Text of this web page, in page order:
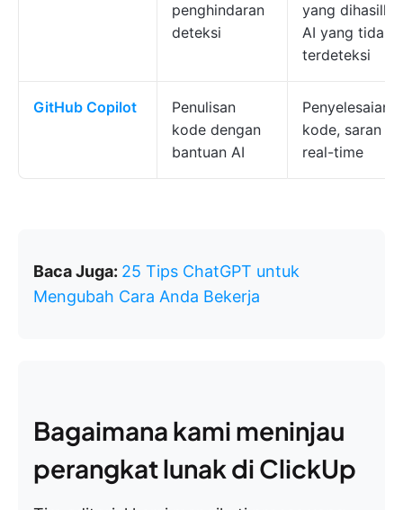
penghindaran
deteksi
yang
AI yang tidak
terdeteksi
GitHub Copilot
Penulisan
kode dengan
bantuan AI
Penyelesaian
kode, saran
real-time
Baca Juga: 25 Tips ChatGPT untuk
Mengubah Cara Anda Bekerja
Bagaimana kami meninjau
perangkat lunak di ClickUp